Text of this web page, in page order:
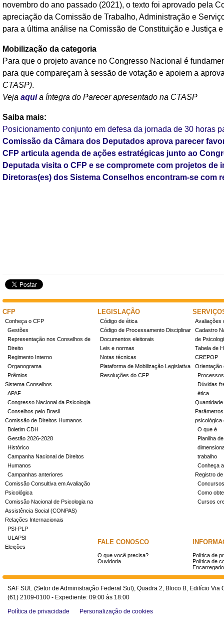
novembro do ano passado (2021), o texto foi aprovado pela
apreciação da Comissão de Trabalho, Administração e
para a última análise na Comissão de Constituição e Justiça
Mobilização da categoria
Para que o projeto avance no Congresso Nacional é
para que compareçam à sessão de votação e apoiem a
CTASP).
Veja aquia íntegra do Parecer apresentado na CTASP
Saiba mais:
Posicionamento conjunto em defesa da jornada de 30 horas
Comissão da Câmara dos Deputados aprova parecer
CFP articula agenda de ações estratégicas junto ao
Deputada visita o CFP e se compromete com projetos de
Diretoras(es) dos Sistema Conselhos encontram-se com
CFP
Conheça o CFP
Gestões
Representação nos Conselhos de
Direito
Regimento Interno
Organograma
Prêmios
Sistema Conselhos
APAF
Congresso Nacional da Psicologia
Conselhos pelo Brasil
Comissão de Direitos Humanos
Boletim CDH
Gestão 2026-2028
Histórico
Campanha Nacional de Direitos
Humanos
Campanhas anteriores
Comissão Consultiva em Avaliação
Psicológica
Comissão Nacional de Psicologia na
Assistência Social (CONPAS)
Relações Internacionais
PSI-PLP
ULAPSI
Eleições
LEGISLAÇÃO
Código de ética
Código de Processamento Disciplinar
Documentos eleitorais
Leis e normas
Notas técnicas
Plataforma de Mobilização Legislativa
Resoluções do CFP
Avaliações
Cadastro
de
Tabela de
CREPOP
Orientação
Dúvidas
ética
psicológica
O que é
Planilha
trabalho
Conheça
Registro
Concursos
Como
Cursos
FALE CONOSCO
O que você precisa?
Ouvidoria
Política de
Política de
SAF SUL (Setor de Administração Federal Sul), Quadra 2, Bloco B, Edifício
(61) 2109-0100 - Expediente: 09:00 às 18:00
Política de privacidade
Personalização de cookies